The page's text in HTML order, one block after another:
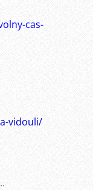
cas-
vidouli/